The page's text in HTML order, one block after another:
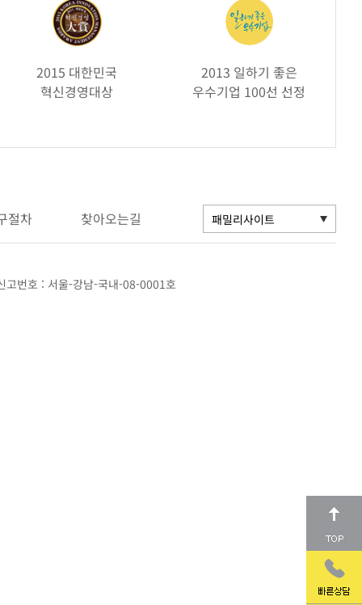
2015 대한민국
혁신경영대상
2013 일하기 좋은
우수기업 100선 선정
절차 찾아오는길
고번호 : 서울-강남-국내-08-0001호